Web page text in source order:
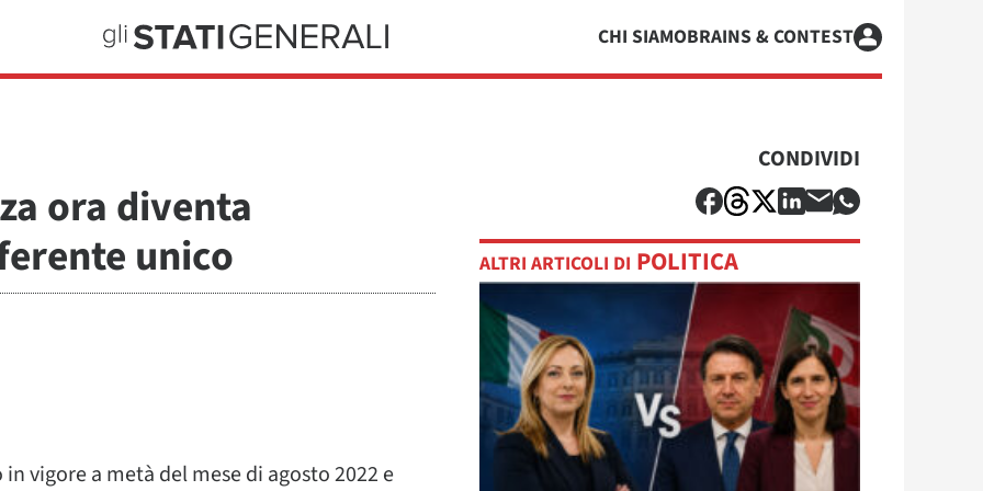
CHI SIAMOBRAINS & CONTEST
ora diventa
unico
vigore a metà del mese di agosto 2022 e
CONDIVIDI
ALTRI ARTICOLI DI POLITICA